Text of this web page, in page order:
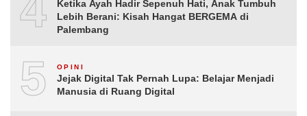
Ketika Ayah Hadir Sepenuh Hati, Anak Tumbuh
Lebih Berani: Kisah Hangat BERGEMA di
Palembang
5 OPINI
Jejak Digital Tak Pernah Lupa: Belajar Menjadi
Manusia di Ruang Digital